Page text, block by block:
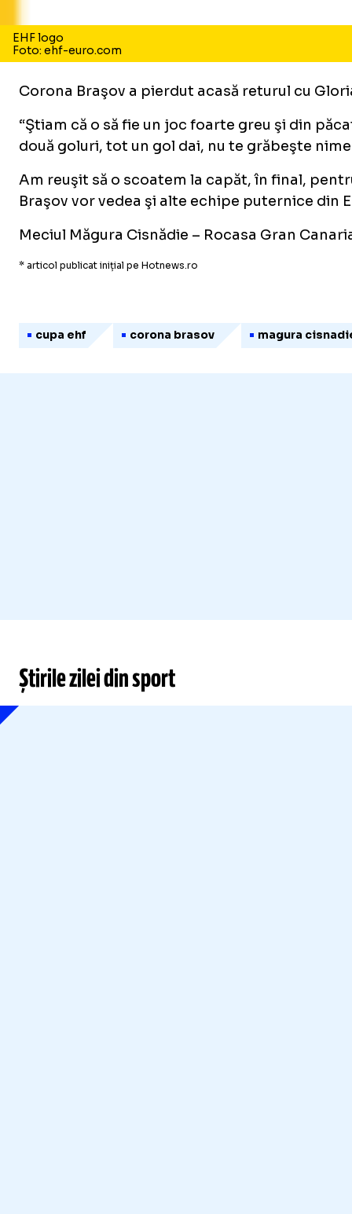
EHF logo
Foto: ehf-euro.com
Corona Braşov a pierdut acasă returul cu
“Ştiam că o să fie un joc foarte greu şi din
două goluri, tot un gol dai, nu te grăbeşte
Am reuşit să o scoatem la capăt, în final,
Braşov vor vedea şi alte echipe puternice din
Meciul Măgura Cisnădie – Rocasa Gran
* articol publicat inițial pe Hotnews.ro
cupa ehf corona brasov magura
Știrile zilei din sport